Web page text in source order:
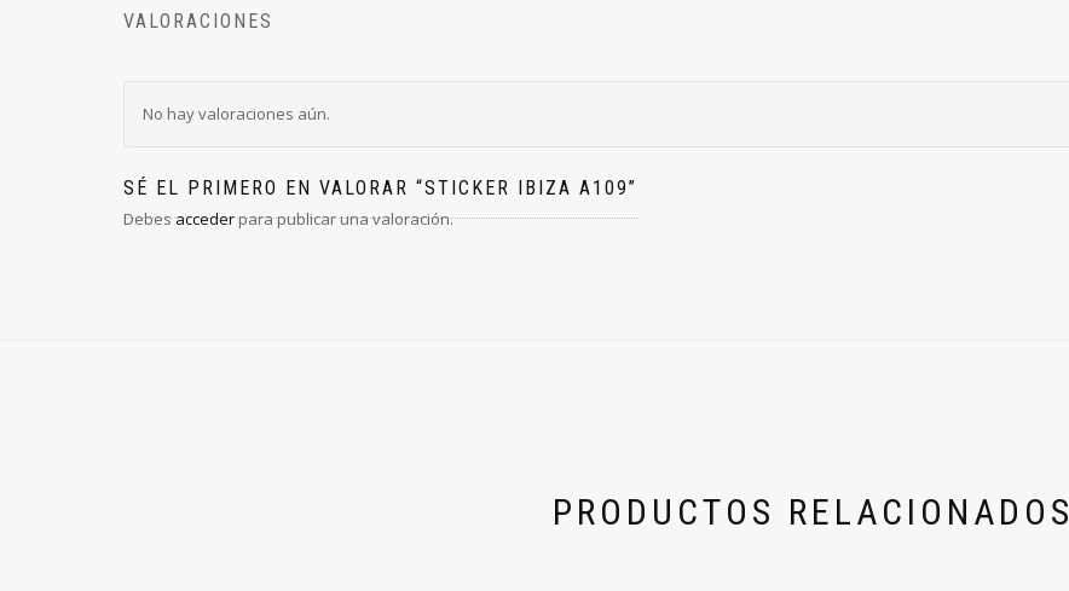
VALORACIONES
No hay valoraciones aún.
SÉ EL PRIMERO EN VALORAR “STICKER IBIZA A109”
Debesaccederpara publicar una valoración.
PRODUCTOS RELACIONADOS